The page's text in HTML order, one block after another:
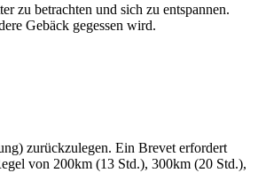
zu betrachten und sich zu entspannen.
Gebäck gegessen wird.
zurückzulegen. Ein Brevet erfordert
von 200km (13 Std.), 300km (20 Std.),